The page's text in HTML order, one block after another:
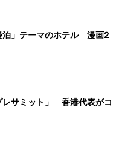
泊」テーマのホテル 漫画2
レサミット」 香港代表がコ